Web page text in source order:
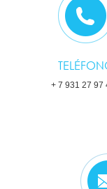
+ 7 931 27 97